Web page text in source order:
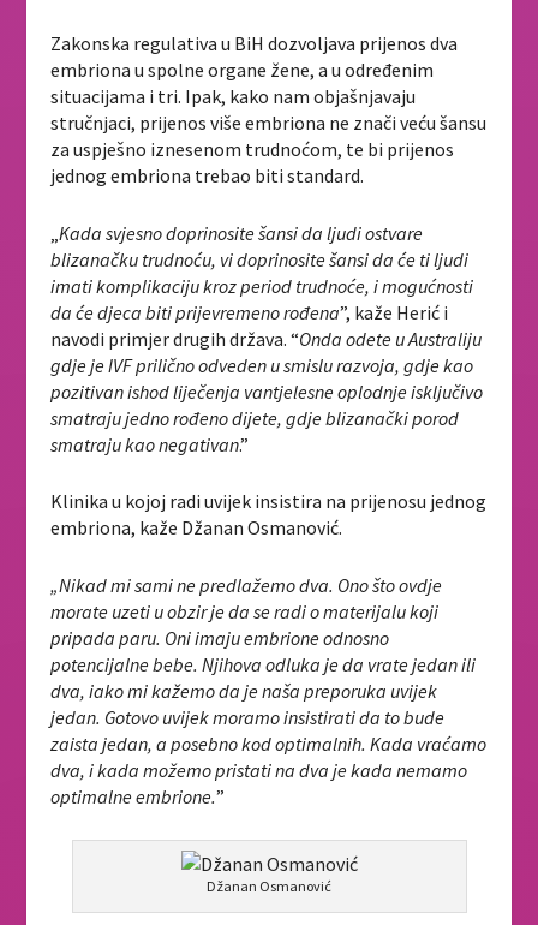
Zakonska regulativa u BiH dozvoljava prijenos dva
embriona u spolne organe žene, a u određenim
situacijama i tri. Ipak, kako nam objašnjavaju
stručnjaci, prijenos više embriona ne znači veću šansu
za uspješno iznesenom trudnoćom, te bi prijenos
jednog embriona trebao biti standard.
„Kada svjesno doprinosite šansi da ljudi ostvare
blizanačku trudnoću, vi doprinosite šansi da će ti ljudi
imati komplikaciju kroz period trudnoće, i mogućnosti
da će djeca biti prijevremeno rođena”, kaže Herić i
navodi primjer drugih država. “Onda odete u Australiju
gdje je IVF prilično odveden u smislu razvoja, gdje kao
pozitivan ishod liječenja vantjelesne oplodnje isključivo
smatraju jedno rođeno dijete, gdje blizanački porod
smatraju kao negativan.”
Klinika u kojoj radi uvijek insistira na prijenosu jednog
embriona, kaže Džanan Osmanović.
„Nikad mi sami ne predlažemo dva. Ono što ovdje
morate uzeti u obzir je da se radi o materijalu koji
pripada paru. Oni imaju embrione odnosno
potencijalne bebe. Njihova odluka je da vrate jedan ili
dva, iako mi kažemo da je naša preporuka uvijek
jedan. Gotovo uvijek moramo insistirati da to bude
zaista jedan, a posebno kod optimalnih. Kada vraćamo
dva, i kada možemo pristati na dva je kada nemamo
optimalne embrione.”
Džanan Osmanović